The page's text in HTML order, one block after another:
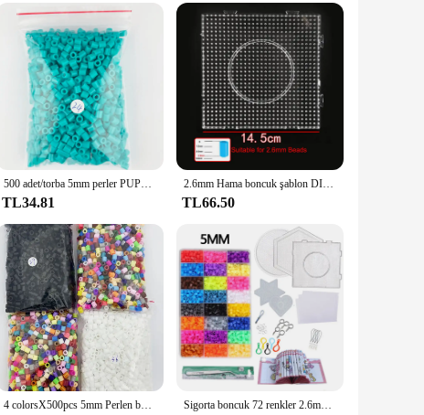
into any bag, making it a versatile addition to your
wholesale availability, you can stock up on these practical
500 adet/torba 5mm perler PUPUKOU Hama Boncuk 36 Renk Çocuklar Eğitim Diy Oyuncaklar 100% Kalite Garantisi Yeni diy oyuncak sigorta boncuk
TL34.81
2.6mm Hama boncuk şablon DIY Perler kare Pegboard sigorta boncuk aracı eğitim Tangram yap-boz şablon çocuklar oyuncak
TL66.50
4 colorsX500pcs 5mm Perlen boncuk inci Perler demir boncuk çocuklar için Hama boncuk Diy yaratıcılık bulmacalar yüksek kaliteli el yapımı hediye T Sigorta boncuk 72 renkler 2.6mm yetişkinler Hama boncuk komple kiti bulmaca oyuncaklar 24/48 renkler 5mm ütü boncuk Perler boncuk çocuklar için